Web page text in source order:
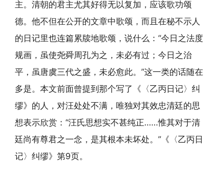
主。清朝的君主尤其好得无以复加，应该歌功颂
德。他不但在公开的文章中歌颂，而且在秘不示人
的日记里也连篇累牍地歌颂，说什么：“今日之法度
规画，虽使尧舜周孔为之，未必有过；今日之治
平，虽唐虞三代之盛，未必愈此。”这一类的话随在
多是。本文前面曾提到那个写了《〈乙丙日记〉纠
缪》的人，对汪处处不满，唯独对其效忠清廷的思
想表示欣赏：“汪氏思想实不甚纯正……惟其对于清
廷尚有尊君之一念，是其根本未坏处。”《〈乙丙日
记〉纠缪》第9页。